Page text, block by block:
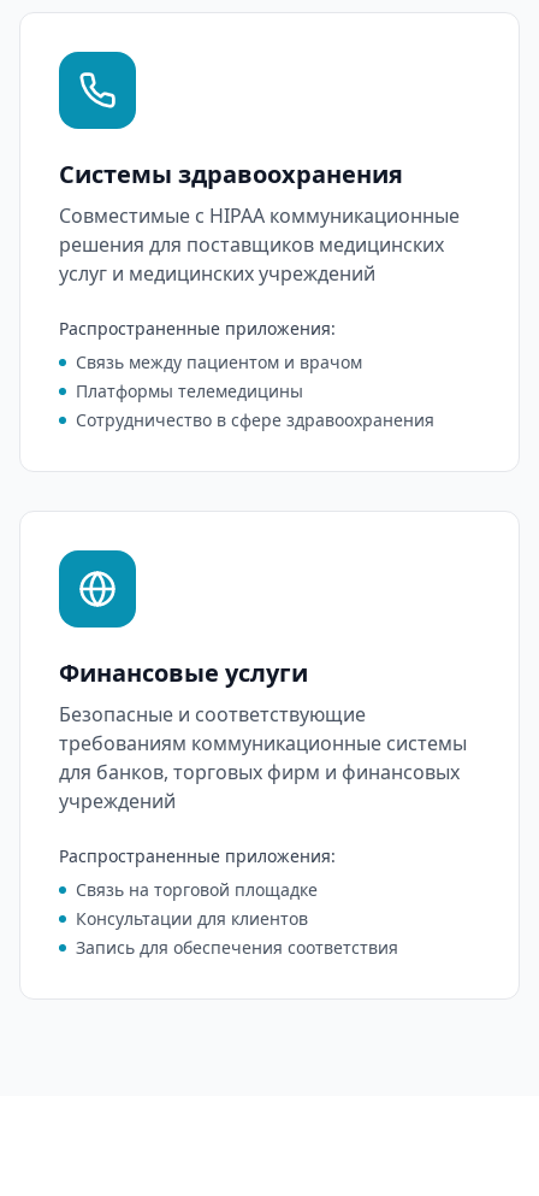
Системы здравоохранения
Совместимые с HIPAA коммуникационные
решения для поставщиков медицинских
услуг и медицинских учреждений
Распространенные приложения:
Связь между пациентом и врачом
Платформы телемедицины
Сотрудничество в сфере здравоохранения
Финансовые услуги
Безопасные и соответствующие
требованиям коммуникационные системы
для банков, торговых фирм и финансовых
учреждений
Распространенные приложения:
Связь на торговой площадке
Консультации для клиентов
Запись для обеспечения соответствия